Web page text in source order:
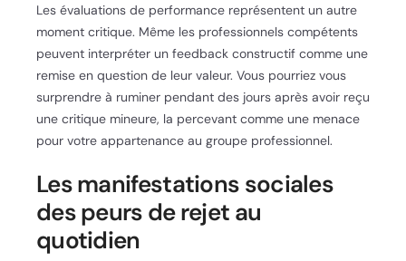
Les évaluations de performance représentent un autre
moment critique. Même les professionnels compétents
peuvent interpréter un feedback constructif comme une
remise en question de leur valeur. Vous pourriez vous
surprendre à ruminer pendant des jours après avoir reçu
une critique mineure, la percevant comme une menace
pour votre appartenance au groupe professionnel.
Les manifestations sociales
des peurs de rejet au
quotidien